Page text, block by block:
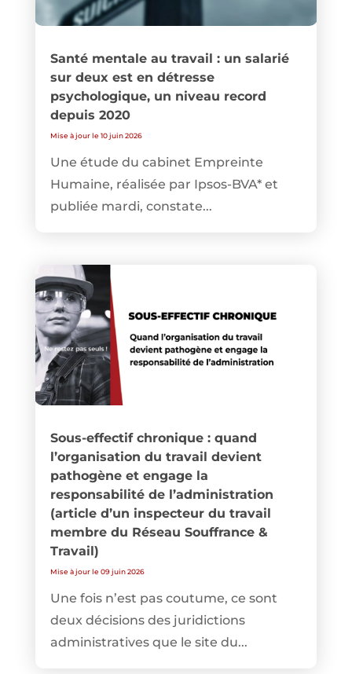
Santé mentale au travail : un salarié
sur deux est en détresse
psychologique, un niveau record
depuis 2020
Mise à jour le 10 juin 2026
Une étude du cabinet Empreinte
Humaine, réalisée par Ipsos-BVA* et
publiée mardi, constate...
Sous-effectif chronique : quand
l’organisation du travail devient
pathogène et engage la
responsabilité de l’administration
(article d’un inspecteur du travail
membre du Réseau Souffrance &
Travail)
Mise à jour le 09 juin 2026
Une fois n’est pas coutume, ce sont
deux décisions des juridictions
administratives que le site du...